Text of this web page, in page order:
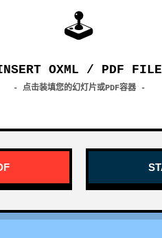
🕹
OXML / PDF FILE
- 点击装填您的幻灯片或PDF容器 -